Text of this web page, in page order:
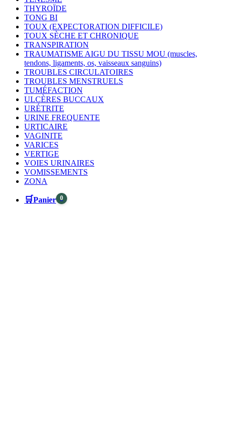
THYROÏDE
TONG BI
TOUX (EXPECTORATION DIFFICILE)
TOUX SÈCHE ET CHRONIQUE
TRANSPIRATION
TRAUMATISME AIGU DU TISSU MOU (muscles,
tendons, ligaments, os, vaisseaux sanguins)
TROUBLES CIRCULATOIRES
TROUBLES MENSTRUELS
TUMÉFACTION
ULCÈRES BUCCAUX
URÉTRITE
URINE FREQUENTE
URTICAIRE
VAGINITE
VARICES
VERTIGE
VOIES URINAIRES
VOMISSEMENTS
ZONA
🛒Panier 0